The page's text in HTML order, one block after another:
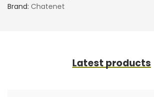
Brand: Chatenet
Latest products